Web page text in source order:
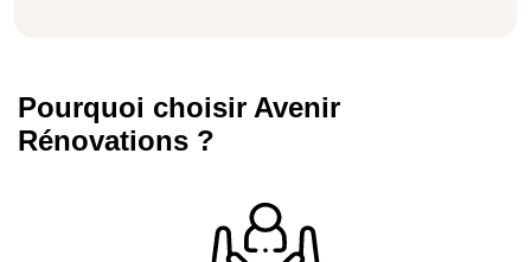
Pourquoi choisir Avenir
Rénovations ?